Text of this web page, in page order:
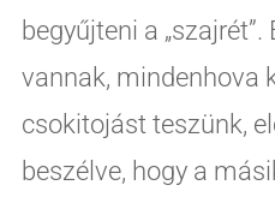
begyűjteni a
vannak, mindenhova
csokitojást teszünk,
beszélve, hogy a